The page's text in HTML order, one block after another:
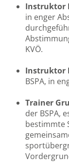
Instruktor
in enger
KVÖ.
Instruktor
BSPA, in
Trainer
der BSPA,
bestimmte